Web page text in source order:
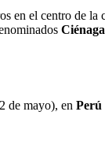
en el centro de la
de mayo), en Perú